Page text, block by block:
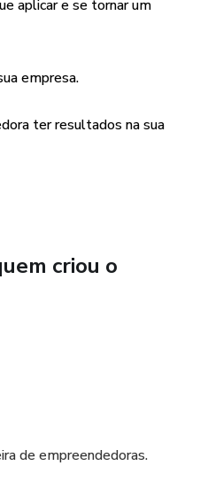
aplicar e se tornar um
empresa.
ter resultados na sua
criou o
de empreendedoras.